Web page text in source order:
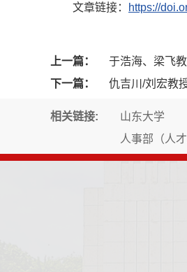
文章链接： https://
上一篇：
于浩海、梁飞
下一篇：
仇吉川/刘宏教
相关链接: 山东大学
人事部（人